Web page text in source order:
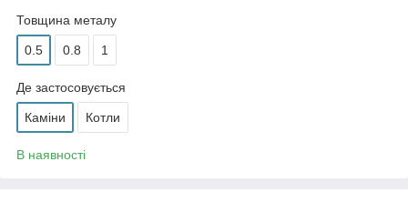
Товщина металу
0.5 0.8 1
Де застосовується
Каміни Котли
В наявності